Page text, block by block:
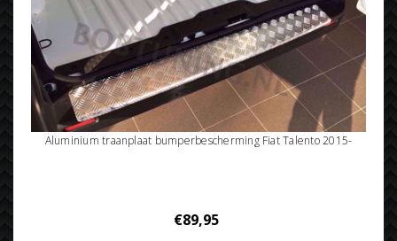
Aluminium traanplaat bumperbescherming Fiat Talento 2015-
€89,95